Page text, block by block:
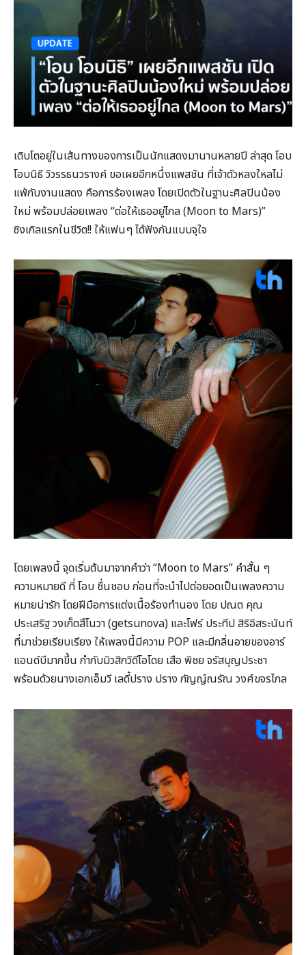
เติบโตอยู่ในเส้นทางของการเป็นนักแสดงมานานหลายปี ล่าสุด โอบ
โอบนิธิ วิวรรธนวรางค์ ขอเผยอีกหนึ่งแพสชัน ที่เจ้าตัวหลงใหลไม่
แพ้กับงานแสดง คือการร้องเพลง โดยเปิดตัวในฐานะศิลปินน้อง
ใหม่ พร้อมปล่อยเพลง “ต่อให้เธออยู่ไกล (Moon to Mars)”
ซิงเกิลแรกในชีวิต!! ให้แฟนๆ ได้ฟังกันแบบจุใจ
โดยเพลงนี้ จุดเริ่มต้นมาจากคำว่า “Moon to Mars” คำสั้น ๆ
ความหมายดี ที่ โอบ ชื่นชอบ ก่อนที่จะนำไปต่อยอดเป็นเพลงความ
หมายน่ารัก โดยฝีมือการแต่งเนื้อร้องทำนอง โดย ปณต คุณ
ประเสริฐ วงเก็ตสึโนวา (getsunova) และโฟร์ ประทีป สิริอิสระนันท์
ที่มาช่วยเรียบเรียง ให้เพลงนี้มีความ POP และมีกลิ่นอายของอาร์
แอนด์บีมากขึ้น กำกับมิวสิกวิดีโอโดย เสือ พิชย จรัสบุญประชา
พร้อมด้วยนางเอกเอ็มวี เลดี้ปราง ปราง กัญญ์ณรัณ วงศ์ขจรไกล